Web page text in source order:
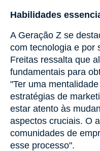
Habilidades
A Geração Z se
com tecnologia e por
Freitas ressalta que
fundamentais para
"Ter uma
estratégias de
estar atento às
aspectos cruciais. O
comunidades de
esse processo".